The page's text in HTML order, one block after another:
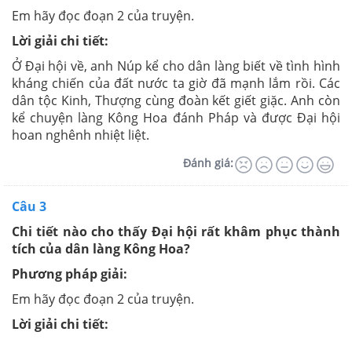
Em hãy đọc đoạn 2 của truyện.
Lời giải chi tiết:
Ở Đại hội về, anh Núp kể cho dân làng biết về tình hình
kháng chiến của đất nước ta giờ đã mạnh lắm rồi. Các
dân tộc Kinh, Thượng cùng đoàn kết giết giặc. Anh còn
kể chuyện làng Kông Hoa đánh Pháp và được Đại hội
hoan nghênh nhiệt liệt.
Đánh giá:
Câu 3
Chi tiết nào cho thấy Đại hội rất khâm phục thành
tích của dân làng Kông Hoa?
Phương pháp giải:
Em hãy đọc đoạn 2 của truyện.
Lời giải chi tiết: